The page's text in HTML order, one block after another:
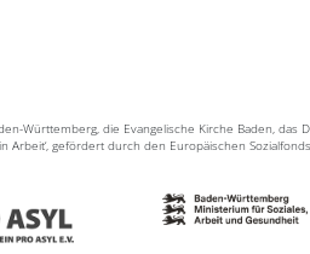
Württemberg, die Evangelische Kirche Baden, das
Arbeit‘, gefördert durch den Europäischen Sozialfonds